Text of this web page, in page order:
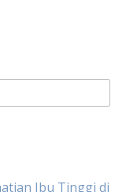
Ibu Tinggi di